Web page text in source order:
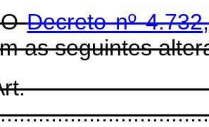
ODecreto nº
as seguintes